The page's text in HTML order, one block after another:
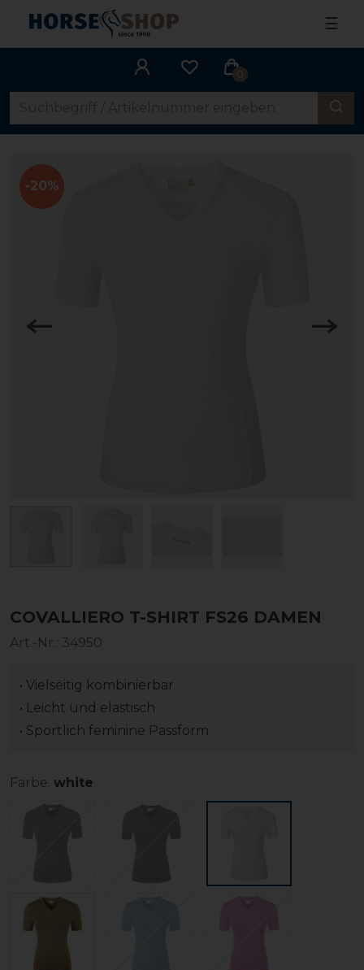
☰
0
-20%
COVALLIERO T-SHIRT FS26 DAMEN
Art.-Nr.: 34950
• Vielseitig kombinierbar
• Leicht und elastisch
• Sportlich feminine Passform
Farbe: white